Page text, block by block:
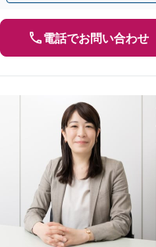
電話でお問い合わせ